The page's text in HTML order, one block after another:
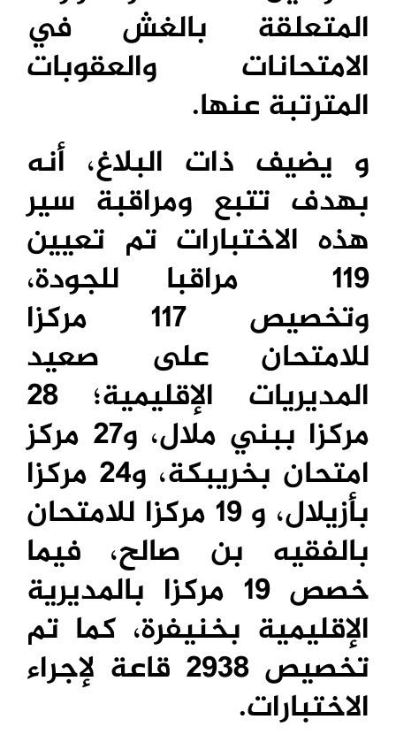
المتعلقة بالغش في
الامتحانات والعقوبات
المترتبة عنها.
و يضيف ذات البلاغ، أنه
بهدف تتبع ومراقبة سير
هذه الاختبارات تم تعيين
119 مراقبا للجودة،
وتخصيص 117 مركزا
للامتحان على صعيد
المديريات الإقليمية؛ 28
مركزا ببني ملال، و27 مركز
امتحان بخريبكة، و24 مركزا
بأزيلال، و 19 مركزا للامتحان
بالفقيه بن صالح، فيما
خصص 19 مركزا بالمديرية
الإقليمية بخنيفرة، كما تم
تخصيص 2938 قاعة لإجراء
الاختبارات.